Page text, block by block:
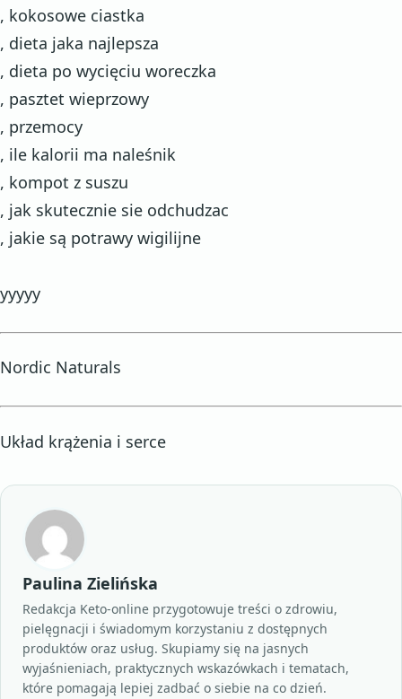
, kokosowe ciastka
, dieta jaka najlepsza
, dieta po wycięciu woreczka
, pasztet wieprzowy
, przemocy
, ile kalorii ma naleśnik
, kompot z suszu
, jak skutecznie sie odchudzac
, jakie są potrawy wigilijne
yyyyy
Nordic Naturals
Układ krążenia i serce
Paulina Zielińska
Redakcja Keto-online przygotowuje treści o zdrowiu,
pielęgnacji i świadomym korzystaniu z dostępnych
produktów oraz usług. Skupiamy się na jasnych
wyjaśnieniach, praktycznych wskazówkach i tematach,
które pomagają lepiej zadbać o siebie na co dzień.